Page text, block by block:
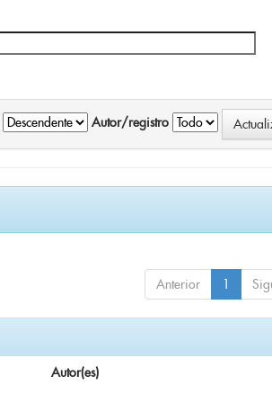
Autor/registro
Anterior 1
Autor(es)